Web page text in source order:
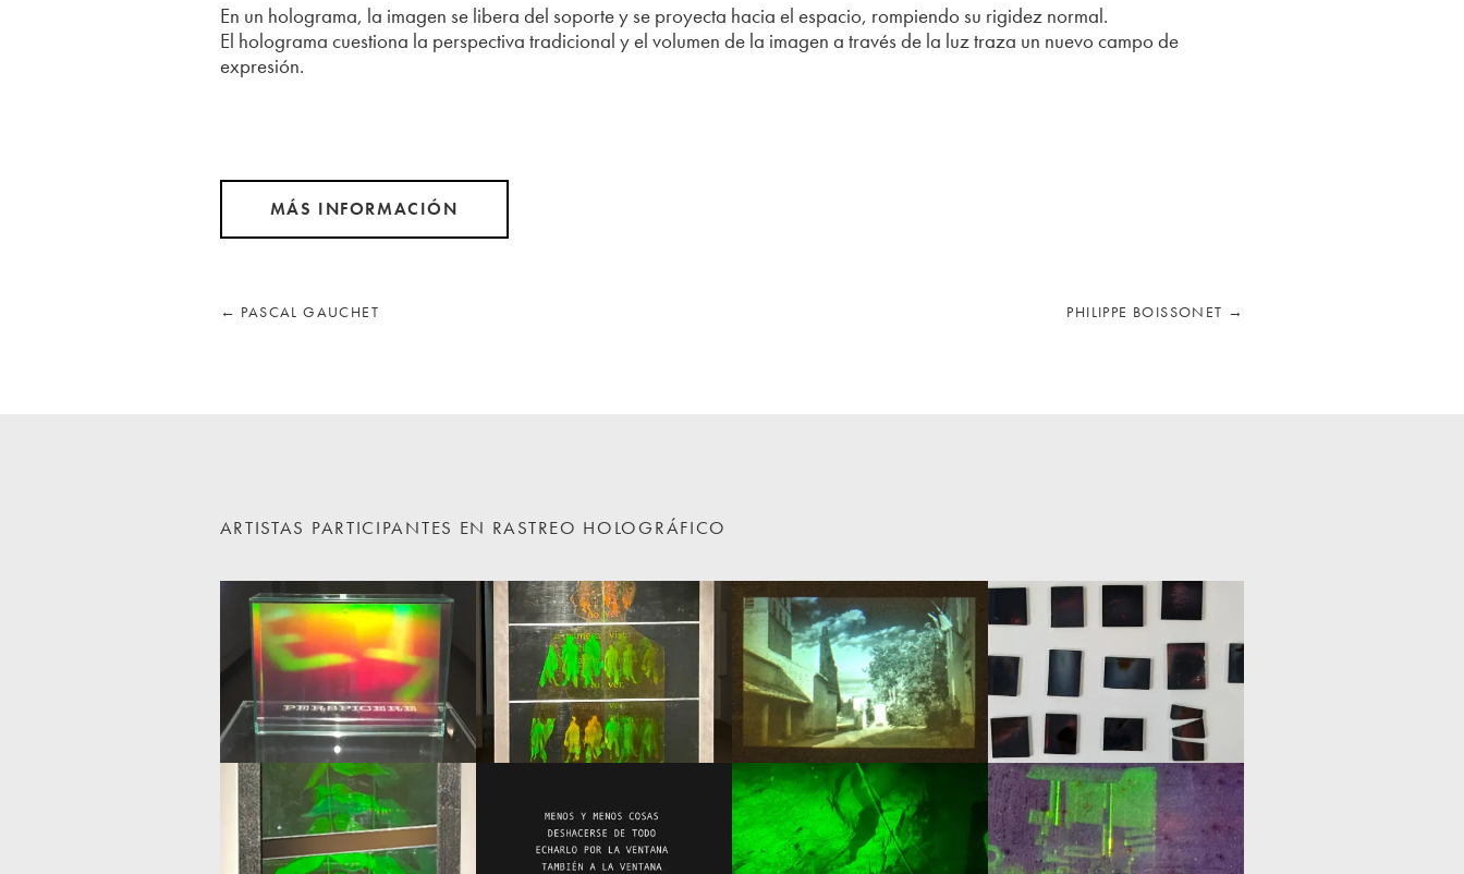
En un holograma, la imagen se libera del soporte y se proyecta hacia el espacio, rompiendo su rigidez normal.
El holograma cuestiona la perspectiva tradicional y el volumen de la imagen a través de la luz traza un nuevo campo de
expresión.
MÁS INFORMACIÓN
← PASCAL GAUCHET PHILIPPE BOISSONET →
ARTISTAS PARTICIPANTES EN RASTREO HOLOGRÁFICO